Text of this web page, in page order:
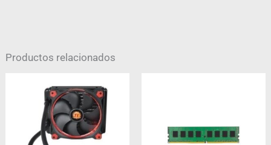
Productos relacionados